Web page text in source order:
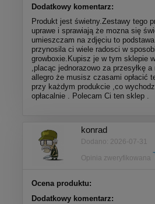
Dodatkowy komentarz:
Produkt jest świetny.Zestawy tego
uprawe i sprawiają że mozna się
umieszczam na zdjęciu to
przynosila ci wiele radosci w
growboxie.Kupisz je w tym sklepie
,placąc jednorazowo za przesyłkę
allegro że musisz czasami opłacić
przy każdym produkcie ,co
opłacalnie . Polecam Ci ten sklep .
konrad
Dodano: 2026-07-31
Opinia zweryfikowana
Ocena produktu:
Dodatkowy komentarz: